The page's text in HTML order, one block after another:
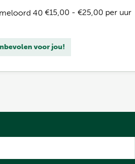
40 €15,00 - €25,00 per uur
voor jou!